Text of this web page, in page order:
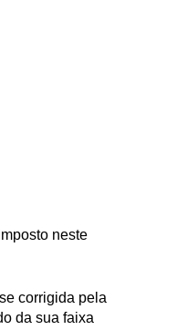
neste
corrigida pela
da sua faixa